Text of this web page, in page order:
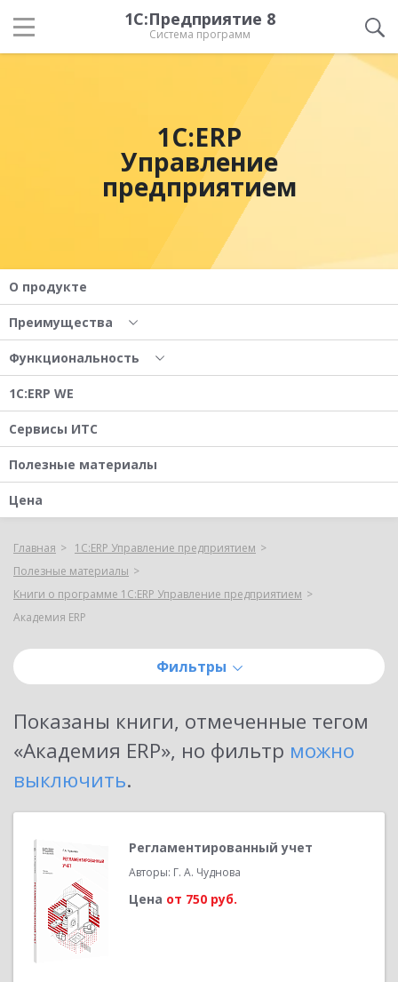
1С:Предприятие 8
Система программ
1С:ERP
Управление
предприятием
О продукте
Преимущества
Функциональность
1С:ERP WE
Сервисы ИТС
Полезные материалы
Цена
Главная
1С:ERP Управление предприятием
Полезные материалы
Книги о программе 1С:ERP Управление предприятием
Академия ERP
Фильтры
Показаны книги, отмеченные тегом
«Академия ERP», но фильтр можно
выключить.
Регламентированный учет
Авторы: Г. А. Чуднова
Цена от 750 руб.